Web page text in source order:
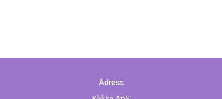
Adress